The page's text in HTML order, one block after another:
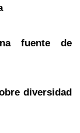
fuente de
diversidad